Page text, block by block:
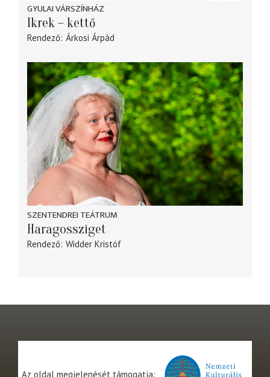
GYULAI VÁRSZÍNHÁZ
Ikrek – kettő
Rendező Árkosi Árpád
SZENTENDREI TEÁTRUM
Haragossziget
Rendező Widder Kristóf
Az oldal megjelenését támogatja: